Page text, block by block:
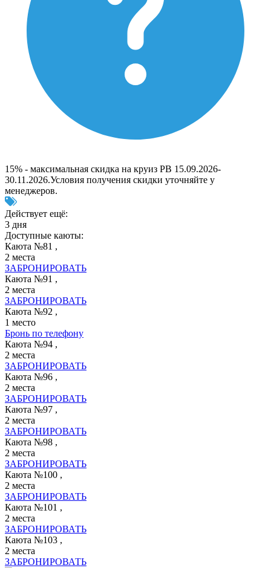
15% - максимальная скидка на круиз РВ 15.09.2026-
30.11.2026.Условия получения скидки уточняйте у
менеджеров.
Действует ещё:
3 дня
Доступные каюты:
Каюта №81 ,
2 места
ЗАБРОНИРОВАТЬ
Каюта №91 ,
2 места
ЗАБРОНИРОВАТЬ
Каюта №92 ,
1 место
Бронь по телефону
Каюта №94 ,
2 места
ЗАБРОНИРОВАТЬ
Каюта №96 ,
2 места
ЗАБРОНИРОВАТЬ
Каюта №97 ,
2 места
ЗАБРОНИРОВАТЬ
Каюта №98 ,
2 места
ЗАБРОНИРОВАТЬ
Каюта №100 ,
2 места
ЗАБРОНИРОВАТЬ
Каюта №101 ,
2 места
ЗАБРОНИРОВАТЬ
Каюта №103 ,
2 места
ЗАБРОНИРОВАТЬ